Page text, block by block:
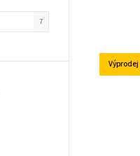
72
Výprodej